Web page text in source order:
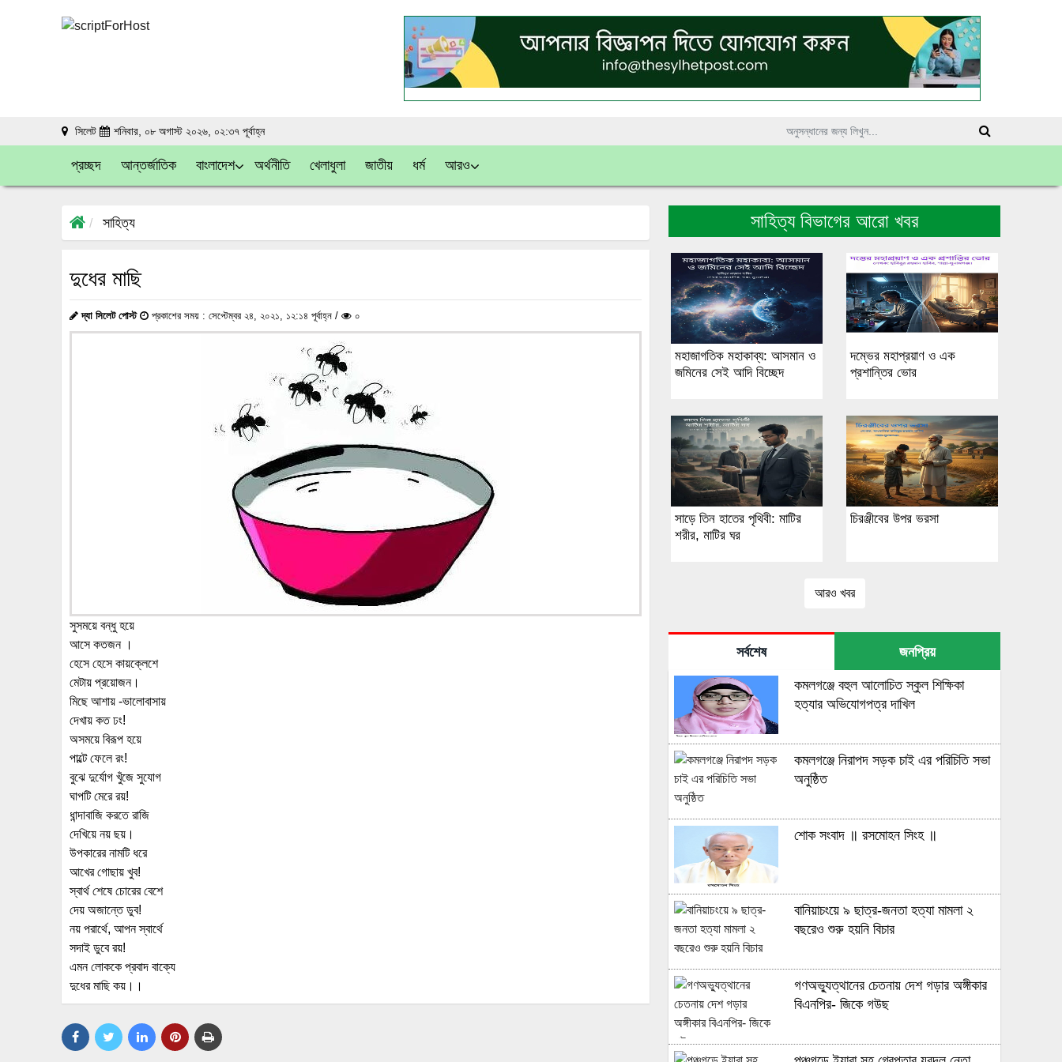
সিলেট শনিবার, ০৮ অগাস্ট ২০২৬, ০২:৩৭ পূর্বাহ্ন
প্রচ্ছদ আন্তর্জাতিক বাংলাদেশ অর্থনীতি খেলাধুলা জাতীয় ধর্ম আরও
সাহিত্য
দুধের মাছি
দ্যা সিলেট পোস্ট প্রকাশের সময় : সেপ্টেম্বর ২৪, ২০২১, ১২:১৪ পূর্বাহ্ন / ০
সুসময়ে বন্ধু হয়ে
আসে কতজন ।
হেসে হেসে কায়ক্লেশে
মেটায় প্রয়োজন।
মিছে আশায় -ভালোবাসায়
দেখায় কত ঢং!
অসময়ে বিরূপ হয়ে
পাল্টে ফেলে রং!
বুঝে দুর্যোগ খুঁজে সুযোগ
ঘাপটি মেরে রয়!
ধান্দাবাজি করতে রাজি
দেখিয়ে নয় ছয়।
উপকারের নামটি ধরে
আখের গোছায় খুব!
স্বার্থ শেষে চোরের বেশে
দেয় অজান্তে ডুব!
নয় পরার্থে, আপন স্বার্থে
সদাই ডুবে রয়!
এমন লোককে প্রবাদ বাক্যে
দুধের মাছি কয়।।
সাহিত্য বিভাগের আরো খবর
মহাজাগতিক মহাকাব্য: আসমান ও
জমিনের সেই আদি বিচ্ছেদ
দম্ভের মহাপ্রয়াণ ও এক
প্রশান্তির ভোর
সাড়ে তিন হাতের পৃথিবী: মাটির
শরীর, মাটির ঘর
চিরঞ্জীবের উপর ভরসা
আরও খবর
সর্বশেষ জনপ্রিয়
কমলগঞ্জে বহুল আলোচিত স্কুল শিক্ষিকা
হত্যার অভিযোগপত্র দাখিল
কমলগঞ্জে নিরাপদ সড়ক চাই এর পরিচিতি সভা
অনুষ্ঠিত
শোক সংবাদ ॥ রসমোহন সিংহ ॥
বানিয়াচংয়ে ৯ ছাত্র-জনতা হত্যা মামলা ২
বছরেও শুরু হয়নি বিচার
গণঅভ্যুত্থানের চেতনায় দেশ গড়ার অঙ্গীকার
বিএনপির- জিকে গউছ